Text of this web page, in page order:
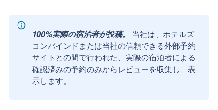
100%実際の宿泊者が投稿。
当社は、ホテルズ
コンバインドまたは当社の信頼できる外部予約
サイトとの間で行われた、実際の宿泊者による
確認済みの予約のみからレビューを収集し、表
示します。